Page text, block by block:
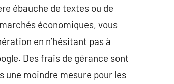
ébauche de textes ou de
économiques, vous
en n’hésitant pas à
Des frais de gérance sont
une moindre mesure pour les